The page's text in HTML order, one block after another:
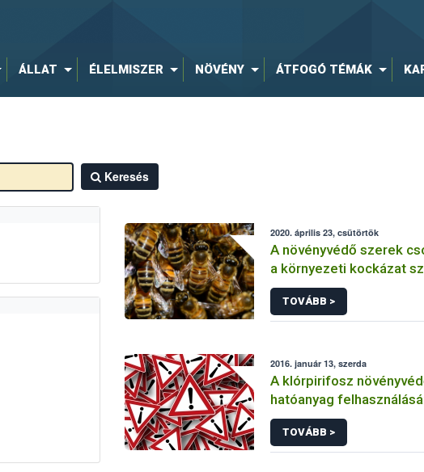
ÁLLAT ÉLELMISZER NÖVÉNY ÁTFOGÓ TÉMÁK
Keresés
2020. április 23, csütörtök
A növényvédő szerek
a környezeti kockázat
TOVÁBB >
2016. január 13, szerda
A klórpirifosz
hatóanyag
korlátozása
TOVÁBB >